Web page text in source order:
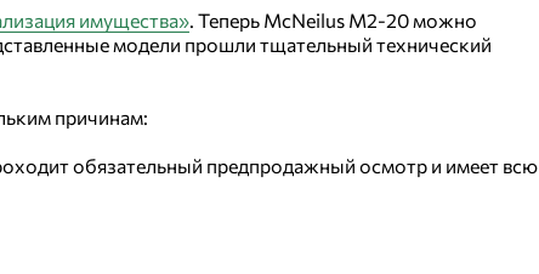
имущества». Теперь McNeilus М2-20 можно
модели прошли тщательный технический
причинам:
обязательный предпродажный осмотр и имеет всю